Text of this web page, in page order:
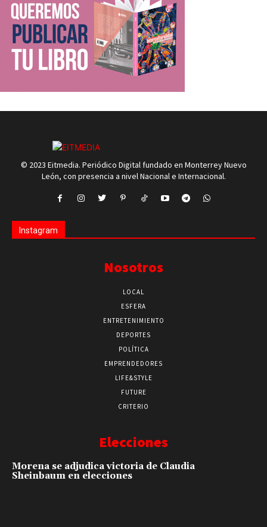
© 2023 Eitmedia. Periódico Digital fundado en Monterrey Nuevo
León, con presencia a nivel Nacional e Internacional.
Instagram
Nosotros
LOCAL
ESFERA
ENTRETENIMIENTO
DEPORTES
POLÍTICA
EMPRENDEDORES
LIFE&STYLE
FUTURE
CRITERIO
Elecciones
Morena se adjudica victoria de Claudia
Sheinbaum en elecciones